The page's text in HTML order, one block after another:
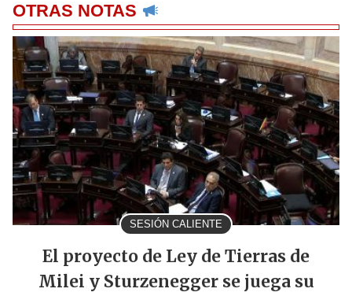
OTRAS NOTAS
SESIÓN CALIENTE
El proyecto de Ley de Tierras de
Milei y Sturzenegger se juega su